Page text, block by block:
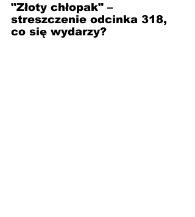
"Złoty chłopak" –
streszczenie odcinka 318,
co się wydarzy?